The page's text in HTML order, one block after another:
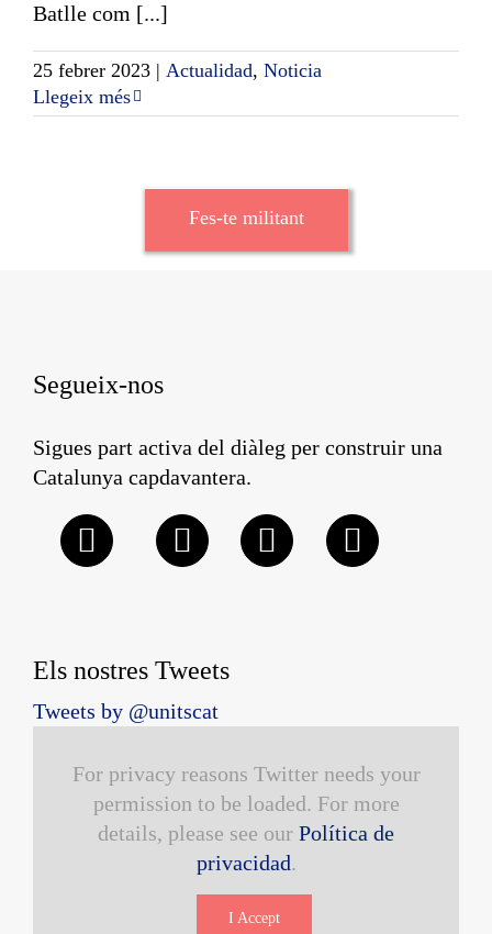
Batlle com [...]
25 febrer 2023 | Actualidad, Noticia
Llegeix més
Fes-te militant
Segueix-nos
Sigues part activa del diàleg per construir una
Catalunya capdavantera.
Els nostres Tweets
Tweets by @unitscat
For privacy reasons Twitter needs your
permission to be loaded. For more
details, please see our Política de
privacidad.
I Accept